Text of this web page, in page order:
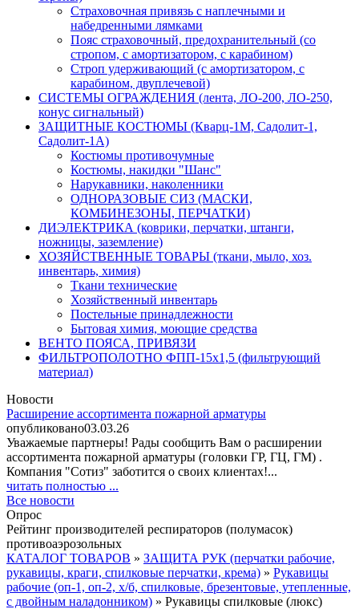
Страховочная привязь с наплечными и
набедренными лямками
Пояс страховочный, предохранительный (со
стропом, с амортизатором, с карабином)
Строп удерживающий (с амортизатором, с
карабином, двуплечевой)
СИСТЕМЫ ОГРАЖДЕНИЯ (лента, ЛО-200, ЛО-250,
конус сигнальный)
ЗАЩИТНЫЕ КОСТЮМЫ (Кварц-1М, Садолит-1,
Садолит-1А)
Костюмы противочумные
Костюмы, накидки "Шанс"
Нарукавники, наколенники
ОДНОРАЗОВЫЕ СИЗ (МАСКИ,
КОМБИНЕЗОНЫ, ПЕРЧАТКИ)
ДИЭЛЕКТРИКА (коврики, перчатки, штанги,
ножницы, заземление)
ХОЗЯЙСТВЕННЫЕ ТОВАРЫ (ткани, мыло, хоз.
инвентарь, химия)
Ткани технические
Хозяйственный инвентарь
Постельные принадлежности
Бытовая химия, моющие средства
ВЕНТО ПОЯСА, ПРИВЯЗИ
ФИЛЬТРОПОЛОТНО ФПП-15х1,5 (фильтрующий
материал)
Новости
Расширение ассортимента пожарной арматуры
опубликовано03.03.26
Уважаемые партнеры! Рады сообщить Вам о расширении
ассортимента пожарной арматуры (головки ГР, ГЦ, ГМ) .
Компания "Сотиз" заботится о своих клиентах!...
читать полностью ...
Все новости
Опрос
Рейтинг производителей респираторов (полумасок)
противоаэрозольных
КАТАЛОГ ТОВАРОВ » ЗАЩИТА РУК (перчатки рабочие,
рукавицы, краги, спилковые перчатки, крема) » Рукавицы
рабочие (оп-1, оп-2, х/б, спилковые, брезентовые, утепленные,
с двойным наладонником) » Рукавицы спилковые (люкс)